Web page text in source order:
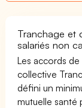
Tranchage et
salariés non
Les accords
collective
défini un
mutuelle santé